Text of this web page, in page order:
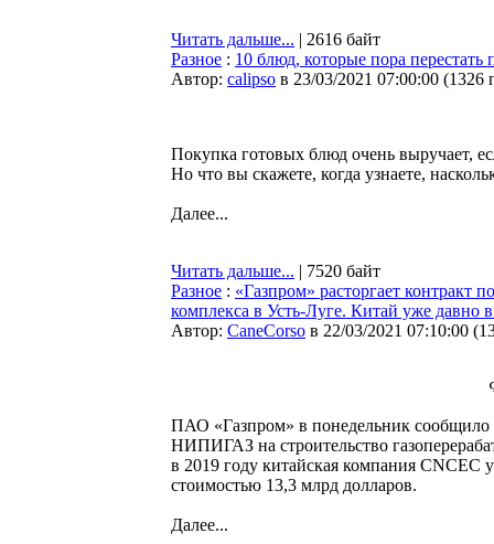
Читать дальше... | 2616 байт
Разное : 10 блюд, которые пора перестать
Автор: calipso в 23/03/2021 07:00:00 (1326
Покупка готовых блюд очень выручает,
Но что вы скажете, когда узнаете,
Далее...
Читать дальше... | 7520 байт
Разное : «Газпром» расторгает контракт
комплекса в Усть-Луге. Китай уже давно
Автор: CaneCorso в 22/03/2021 07:10:00 (
ПАО «Газпром» в понедельник сообщило
НИПИГАЗ на строительство
в 2019 году китайская компания CNCEC
стоимостью 13,3 млрд долларов.
Далее...